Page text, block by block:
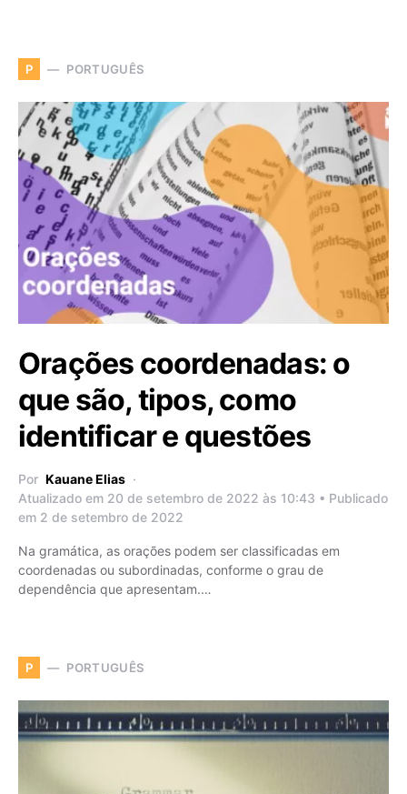
P PORTUGUÊS
Orações coordenadas: o
que são, tipos, como
identificar e questões
Por Kauane Elias
Atualizado em 20 de setembro de 2022 às 10:43 • Publicado
em 2 de setembro de 2022
Na gramática, as orações podem ser classificadas em
coordenadas ou subordinadas, conforme o grau de
dependência que apresentam.…
P PORTUGUÊS